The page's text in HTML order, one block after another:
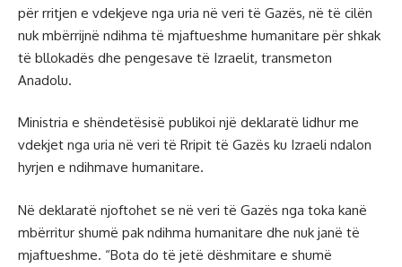
për rritjen e vdekjeve nga uria në veri të Gazës, në të cilën
nuk mbërrijnë ndihma të mjaftueshme humanitare për shkak
të bllokadës dhe pengesave të Izraelit, transmeton
Anadolu.
Ministria e shëndetësisë publikoi një deklaratë lidhur me
vdekjet nga uria në veri të Rripit të Gazës ku Izraeli ndalon
hyrjen e ndihmave humanitare.
Në deklaratë njoftohet se në veri të Gazës nga toka kanë
mbërritur shumë pak ndihma humanitare dhe nuk janë të
mjaftueshme. “Bota do të jetë dëshmitare e shumë